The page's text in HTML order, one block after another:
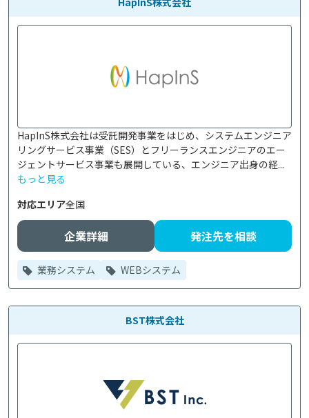
HapInS株式会社は受託開発事業をはじめ、システムエンジニア
リングサービス事業（SES）とフリーランスエンジニアのエー
ジェントサービス事業も展開している、エンジニア出身の経...
もっと見る
対応エリア全国
企業詳細 発注先を相談
業務システム WEBシステム
BST株式会社